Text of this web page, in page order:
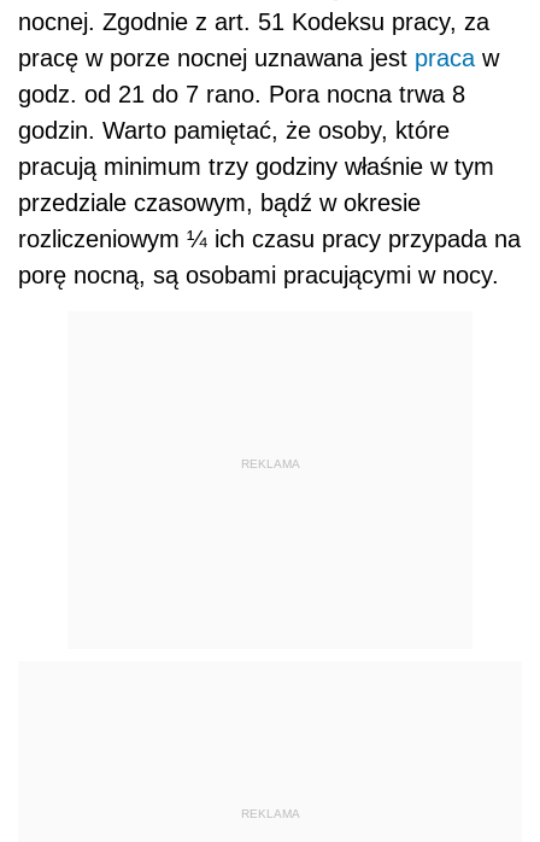
nocnej. Zgodnie z art. 51 Kodeksu pracy, za
pracę w porze nocnej uznawana jest praca w
godz. od 21 do 7 rano. Pora nocna trwa 8
godzin. Warto pamiętać, że osoby, które
pracują minimum trzy godziny właśnie w tym
przedziale czasowym, bądź w okresie
rozliczeniowym ¼ ich czasu pracy przypada na
porę nocną, są osobami pracującymi w nocy.
REKLAMA
REKLAMA